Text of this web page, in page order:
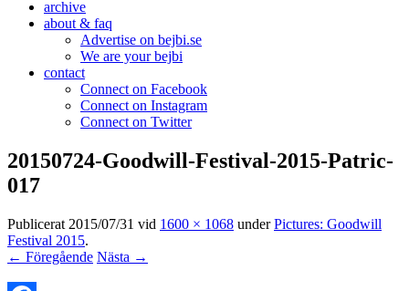
archive
about & faq
Advertise on bejbi.se
We are your bejbi
contact
Connect on Facebook
Connect on Instagram
Connect on Twitter
20150724-Goodwill-Festival-2015-Patric-
017
Publicerat 2015/07/31 vid 1600 × 1068 underPictures: Goodwill
Festival 2015.
← Föregående Nästa →